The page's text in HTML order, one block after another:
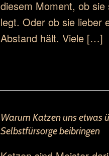
diesem Moment, ob sie
legt. Oder ob sie lieber
Abstand hält. Viele […]
Warum Katzen uns etwas
Selbstfürsorge beibringen